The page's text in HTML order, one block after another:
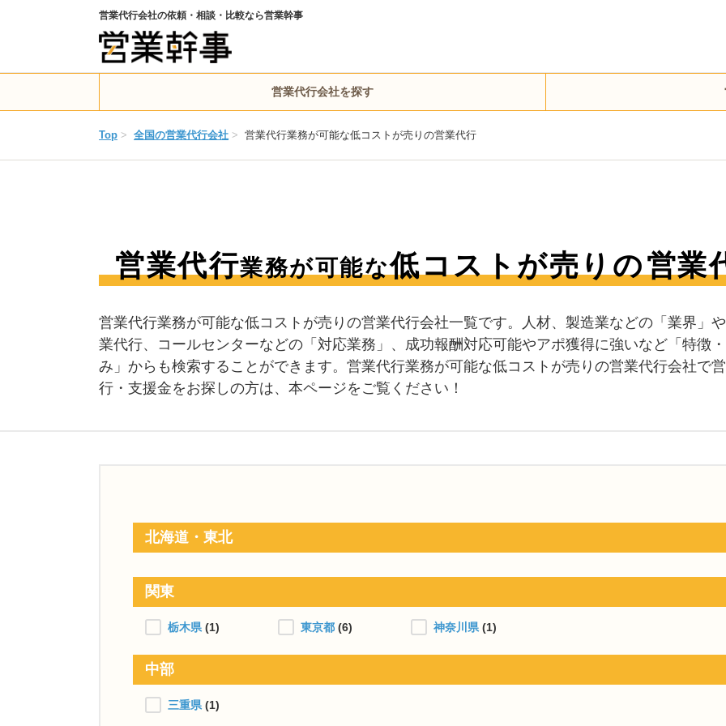
営業代行会社の依頼・相談・比較なら営業幹事
営業代行会社を探す
Top > 全国の営業代行会社 > 営業代行業務が可能な低コストが売りの営業代行
営業代行業務が可能な低コストが売りの営業
営業代行業務が可能な低コストが売りの営業代行会社一覧です。人材、製造業などの「業界」
業代行、コールセンターなどの「対応業務」、成功報酬対応可能やアポ獲得に強いなど「特徴
み」からも検索することができます。営業代行業務が可能な低コストが売りの営業代行会社で
行・支援金をお探しの方は、本ページをご覧ください！
北海道・東北
関東
栃木県 (1) 東京都 (6) 神奈川県 (1)
中部
三重県 (1)